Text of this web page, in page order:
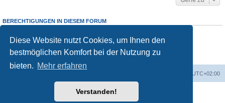
Diese Website nutzt Cookies, um Ihnen den
bestmöglichen Komfort bei der Nutzung zu
bieten. Mehr erfahren
Verstanden!
BERECHTIGUNGEN IN DIESEM FORUM
Sie dürfenkeineAntworten zu Themen in diesem Forum erstellen.
Sie dürfen Ihre Beiträge in diesem Forumnicht ändern.
Sie dürfen Ihre Beiträge in diesem Forumnichtlöschen.
keine
UTC+02:00
Powered byphpBB® Forum Software © phpBB Limited
phpBB.de